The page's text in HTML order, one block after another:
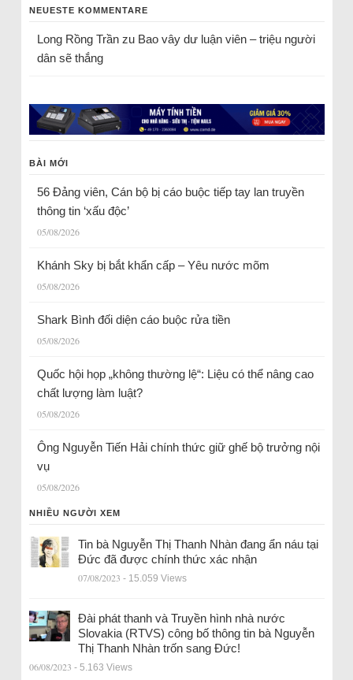
NEUESTE KOMMENTARE
Long Rồng Trầnzu Bao vây dư luận viên – triệu người
dân sẽ thắng
BÀI MỚI
56 Đảng viên, Cán bộ bị cáo buộc tiếp tay lan truyền
thông tin ‘xấu độc’
05/08/2026
Khánh Sky bị bắt khẩn cấp – Yêu nước mõm
05/08/2026
Shark Bình đối diện cáo buộc rửa tiền
05/08/2026
Quốc hội họp „không thường lệ“: Liệu có thể nâng cao
chất lượng làm luật?
05/08/2026
Ông Nguyễn Tiến Hải chính thức giữ ghế bộ trưởng nội
vụ
05/08/2026
NHIỀU NGƯỜI XEM
Tin bà Nguyễn Thị Thanh Nhàn đang ẩn náu tại
Đức đã được chính thức xác nhận
07/08/2023 - 15.059 Views
Đài phát thanh và Truyền hình nhà nước
Slovakia (RTVS) công bố thông tin bà Nguyễn
Thị Thanh Nhàn trốn sang Đức!
06/08/2023 - 5.163 Views